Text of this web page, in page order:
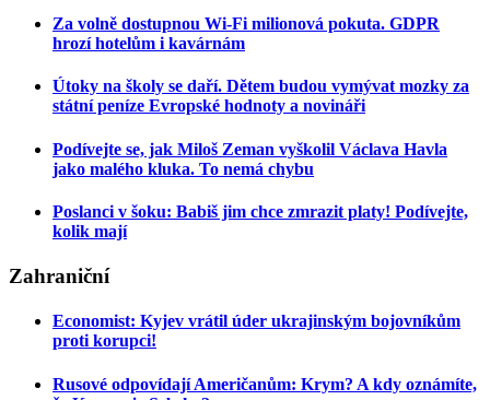
Za volně dostupnou Wi-Fi milionová pokuta. GDPR
hrozí hotelům i kavárnám
Útoky na školy se daří. Dětem budou vymývat mozky za
státní peníze Evropské hodnoty a novináři
Podívejte se, jak Miloš Zeman vyškolil Václava Havla
jako malého kluka. To nemá chybu
Poslanci v šoku: Babiš jim chce zmrazit platy! Podívejte,
kolik mají
Zahraniční
Economist: Kyjev vrátil úder ukrajinským bojovníkům
proti korupci!
Rusové odpovídají Američanům: Krym? A kdy oznámíte,